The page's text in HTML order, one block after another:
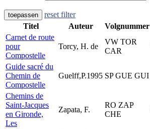
toepassen
reset filter
Titel
Auteur Volgnummer
Carnet de route
pour
Compostelle
Torcy, H. de
VW TOR
CAR
Guide sacré du
Chemin de
Compostelle
Guelff,P.1995 SP GUE GUI
Chemins de
Saint-Jacques
en Gironde,
Les
Zapata, F.
RO ZAP
CHE